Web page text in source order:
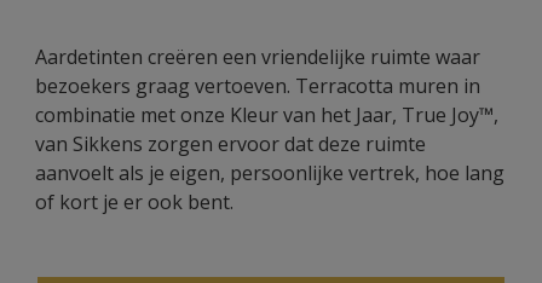
Aardetinten creëren een vriendelijke ruimte waar
bezoekers graag vertoeven. Terracotta muren in
combinatie met onze Kleur van het Jaar, True Joy™,
van Sikkens zorgen ervoor dat deze ruimte
aanvoelt als je eigen, persoonlijke vertrek, hoe lang
of kort je er ook bent.